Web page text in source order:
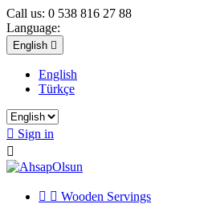
Call us: 0 538 816 27 88
Language:
English 
English
Türkçe
 Sign in

  Wooden Servings